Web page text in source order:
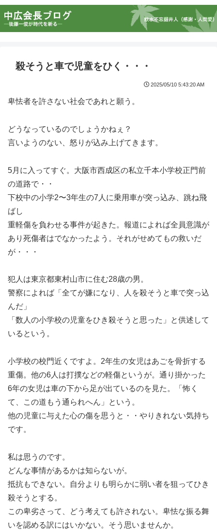
殺そうと車で児童をひく・・・
2025/05/10 5:43:20 AM
卑怯者を許さない社会であれと願う。
どうなっているのでしょうかねぇ？
言いようのない、怒りが込み上げてきます。
5月に入ってすぐ。大阪市西成区の私立千本小学校正門前
の道路で・・
下校中の小学2〜3年生の7人に乗用車が突っ込み、跳ね飛
ばし
重軽傷を負わせる事件が起きた。報道によれば全員意識が
あり死傷者はでなかったよう。それがせめてもの救いだ
が・・・
犯人は東京都東村山市に住む28歳の男。
警察によれば「全てが嫌になり、人を殺そうと車で突っ込
んだ」
「数人の小学校の児童をひき殺そうと思った」と供述して
いるという。
小学校の校門近くですよ。2年生の女児はあごを骨折する
重傷。他の6人は打撲などの軽傷というが。通り掛かった
6年の女児は車の下から足が出ているのを見た。「怖く
て、この道もう通られへん」という。
他の児童に与えた心の傷を思うと・・やりきれない気持ち
です。
私は思うのです。
どんな事情があるかは知らないが。
抵抗もできない。自分よりも明らかに弱い者を狙ってひき
殺そうとする。
この卑劣さって、どう考えても許されない。卑怯な振る舞
いを認める訳にはいかない。そう思いませんか。